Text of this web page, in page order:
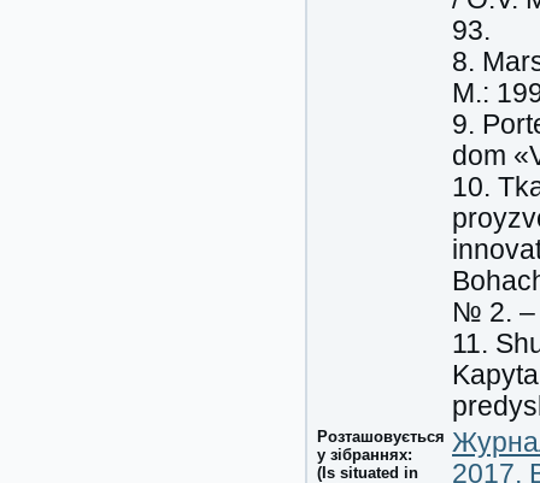
93.
8.
M.:
9.
dom
10.
№ 2. –
11.
Розташовується
у зібраннях:
(Is situated in
2017,